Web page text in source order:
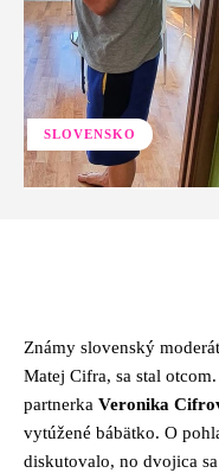
SLOVENSKO
Známy slovenský
Matej Cifra, sa stal
partnerka Veronika
vytúžené bábätko. O
diskutovalo, no dvojica